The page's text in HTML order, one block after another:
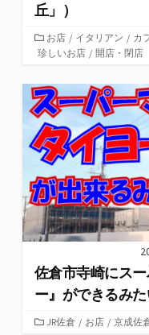
丘」）
カ
テ
リ
ー
お店 / イタリアン / カ
珍しいお店 / 開店・閉店
佐倉市寺崎にス
ー』ができるみた
カJR佐倉 / お店 / 京成佐